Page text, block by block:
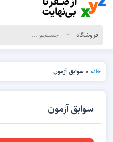
خانه » سوابق آزمون
سوابق آزمون